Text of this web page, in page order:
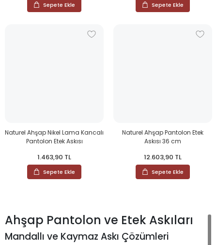
Sepete Ekle Sepete Ekle
Naturel Ahşap Nikel Lama Kancalı
Pantolon Etek Askısı
1.463,90 TL
Sepete Ekle
Naturel Ahşap Pantolon Etek
Askısı 36 cm
12.603,90 TL
Sepete Ekle
Ahşap Pantolon ve Etek Askıları
Mandallı ve Kaymaz Askı Çözümleri